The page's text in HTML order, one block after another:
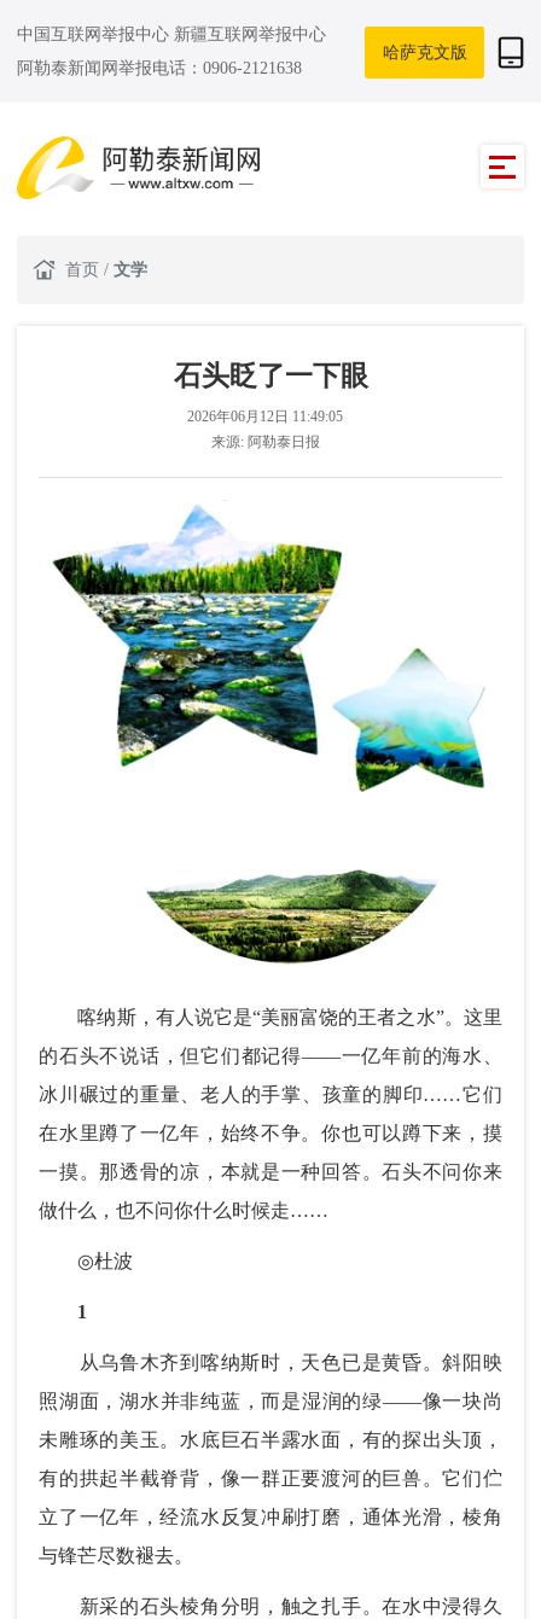
中国互联网举报中心 新疆互联网举报中心
阿勒泰新闻网举报电话：0906-2121638
哈萨克文版
首页 / 文学
石头眨了一下眼
2026年06月12日 11:49:05
来源: 阿勒泰日报
喀纳斯，有人说它是“美丽富饶的王者之水”。这里
的石头不说话，但它们都记得——一亿年前的海水、
冰川碾过的重量、老人的手掌、孩童的脚印……它们
在水里蹲了一亿年，始终不争。你也可以蹲下来，摸
一摸。那透骨的凉，本就是一种回答。石头不问你来
做什么，也不问你什么时候走……
◎杜波
1
从乌鲁木齐到喀纳斯时，天色已是黄昏。斜阳映
照湖面，湖水并非纯蓝，而是湿润的绿——像一块尚
未雕琢的美玉。水底巨石半露水面，有的探出头顶，
有的拱起半截脊背，像一群正要渡河的巨兽。它们伫
立了一亿年，经流水反复冲刷打磨，通体光滑，棱角
与锋芒尽数褪去。
新采的石头棱角分明，触之扎手。在水中浸得久